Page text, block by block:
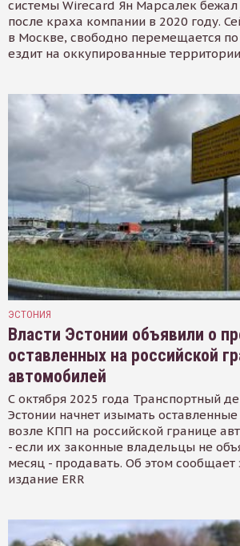
системы Wirecard Ян Марсалек
после краха компании в 2020 году.
в Москве, свободно перемещается
ездит на оккупированные
ЭСТОНИЯ
Власти Эстонии объявили о
оставленных на российской
автомобилей
С октября 2025 года Транспортный
Эстонии начнет изымать
возле КПП на российской границе
- если их законные владельцы не
месяц - продавать. Об этом сообщает
издание ERR